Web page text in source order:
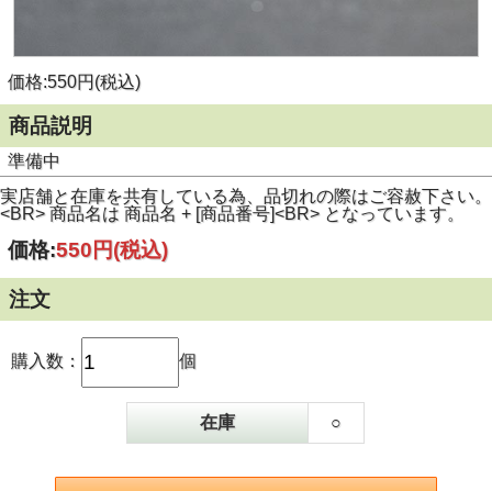
価格:550円(税込)
商品説明
準備中
実店舗と在庫を共有している為、品切れの際はご容赦下さい。
<BR> 商品名は 商品名 + [商品番号]<BR> となっています。
価格:550円(税込)
注文
購入数： 個
在庫 ○